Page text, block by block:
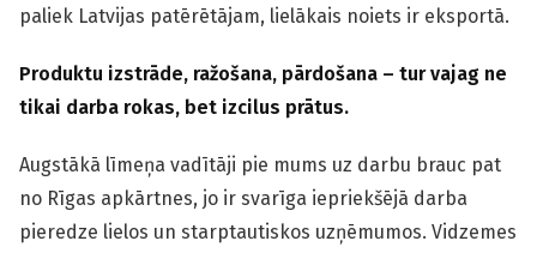
paliek Latvijas patērētājam, lielākais noiets ir eksportā.
Produktu izstrāde, ražošana, pārdošana – tur vajag ne
tikai darba rokas, bet izcilus prātus.
Augstākā līmeņa vadītāji pie mums uz darbu brauc pat
no Rīgas apkārtnes, jo ir svarīga iepriekšējā darba
pieredze lielos un starptautiskos uzņēmumos. Vidzemes